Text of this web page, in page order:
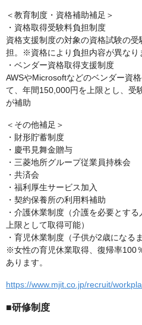
＜教育制度・資格補助補足＞
・資格取得受験料負担制度
資格支援制度の対象の資格試験の
担。※資格により負担内容が異なり
・ベンダー資格取得支援制度
AWSやMicrosoftなどのベンダー資
て、年間150,000円を上限とし、受
が補助
＜その他補足＞
・財形貯蓄制度
・慶弔見舞金贈与
・三菱地所グループ従業員持株会
・共済会
・福利厚生サービス加入
・契約保養所の利用料補助
・介護休業制度（介護を必要とす
上限として取得可能）
・育児休業制度（子供が2歳になる
※女性の育児休業取得、復帰率100
あります。
https://www.mjit.co.jp/recruit/
■研修制度